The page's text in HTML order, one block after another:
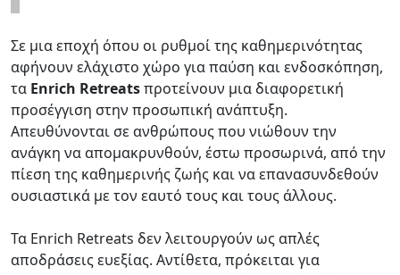
Σε μια εποχή όπου οι ρυθμοί της καθημερινότητας
αφήνουν ελάχιστο χώρο για παύση και ενδοσκόπηση,
τα Enrich Retreatsπροτείνουν μια διαφορετική
προσέγγιση στην προσωπική ανάπτυξη.
Απευθύνονται σε ανθρώπους που νιώθουν την
ανάγκη να απομακρυνθούν, έστω προσωρινά, από την
πίεση της καθημερινής ζωής και να επανασυνδεθούν
ουσιαστικά με τον εαυτό τους και τους άλλους.
Τα Enrich Retreats δεν λειτουργούν ως απλές
αποδράσεις ευεξίας. Αντίθετα, πρόκειται για